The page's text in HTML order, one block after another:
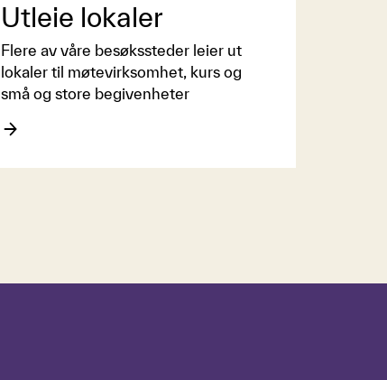
Utleie lokaler
Flere av våre besøkssteder leier ut
lokaler til møtevirksomhet, kurs og
små og store begivenheter